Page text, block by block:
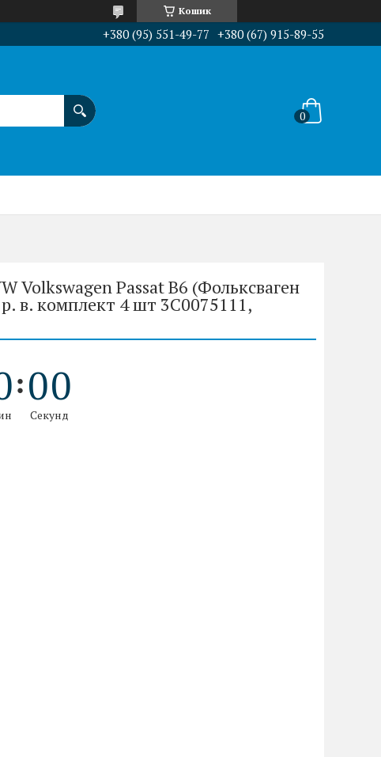
Кошик
+380 (95) 551-49-77 +380 (67) 915-89-55
Volkswagen Passat B6 (Фольксваген
в. комплект 4 шт 3C0075111,
00
Секунд